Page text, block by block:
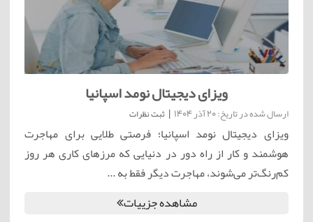
ویزای دیجیتال نومد اسپانیا
ارسال شده در تاریخ: 20 آذر 1404 | ثبت نظرات
ویزای دیجیتال نومد اسپانیا؛ فرصتی طلایی برای مهاجرت
هوشمند و کار از راه دور در دنیایی که مرزهای کاری هر روز
کم‌رنگ‌تر می‌شوند، مهاجرت دیگر فقط به ...
مشاهده جزییات